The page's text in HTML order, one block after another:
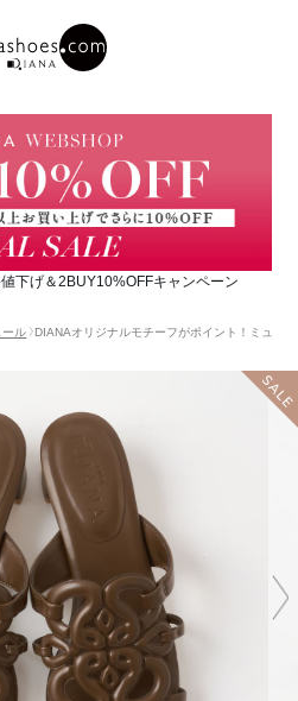
下げ＆2BUY10%OFFキャンペーン
ール
DIANAオリジナルモチーフがポイント！ミュ